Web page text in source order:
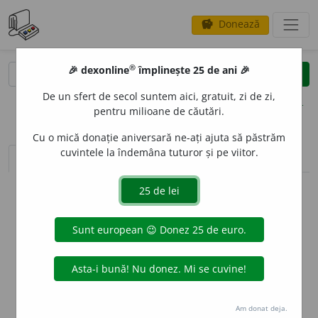
savings Donează
clear
opțiuni
sinteza definițiilor (1) definiții (9) conjugări
info
Aceste definiții sunt compilate de
echipa dexonline. Definițiile
originale se află pe filadefiniții.
preferințe
🎉 dexonline® împlinește 25 de ani 🎉
De un sfert de secol suntem aici, gratuit, zi de zi,
pentru milioane de căutări.
Cu o mică donație aniversară ne-ați ajuta să păstrăm
cuvintele la îndemâna tuturor și pe viitor.
Am donat deja.